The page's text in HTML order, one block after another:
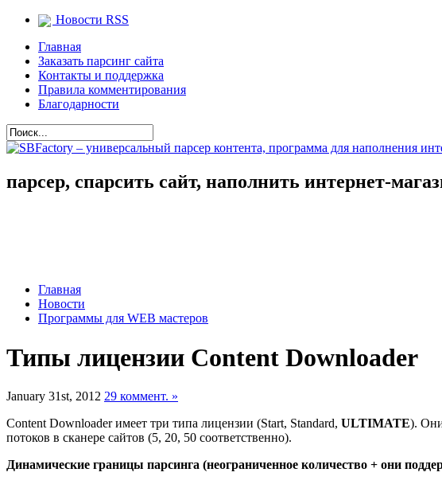
Новости RSS
Главная
Заказать парсинг сайта
Контакты и поддержка
Правила комментирования
Благодарности
парсер, спарсить сайт, наполнить интернет-
Главная
Новости
Программы для WEB мастеров
Типы лицензии Content Downloader
January 31st, 2012 29 коммент. »
Content Downloader имеет три типа лицензии (Start, Standard, ULTIMATE).
потоков в сканере сайтов (5, 20, 50 соответственно).
Динамические границы парсинга (неограниченное количество + они